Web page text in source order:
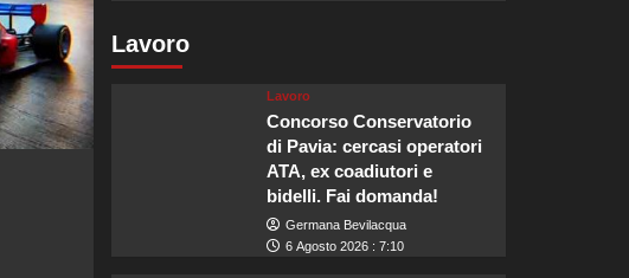
Lavoro
Lavoro
Concorso Conservatorio
di Pavia: cercasi operatori
ATA, ex coadiutori e
bidelli. Fai domanda!
Germana Bevilacqua
6 Agosto 2026 : 7:10